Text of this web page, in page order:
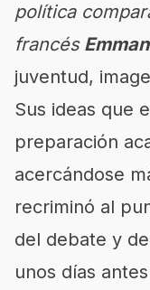
política
francés
juventud,
Sus ideas que
preparación
acercándose
recriminó al
del debate y
unos días